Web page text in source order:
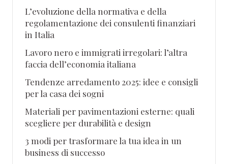
L’evoluzione della normativa e della
regolamentazione dei consulenti finanziari
in Italia
Lavoro nero e immigrati irregolari: l’altra
faccia dell’economia italiana
Tendenze arredamento 2025: idee e consigli
per la casa dei sogni
Materiali per pavimentazioni esterne: quali
scegliere per durabilità e design
3 modi per trasformare la tua idea in un
business di successo